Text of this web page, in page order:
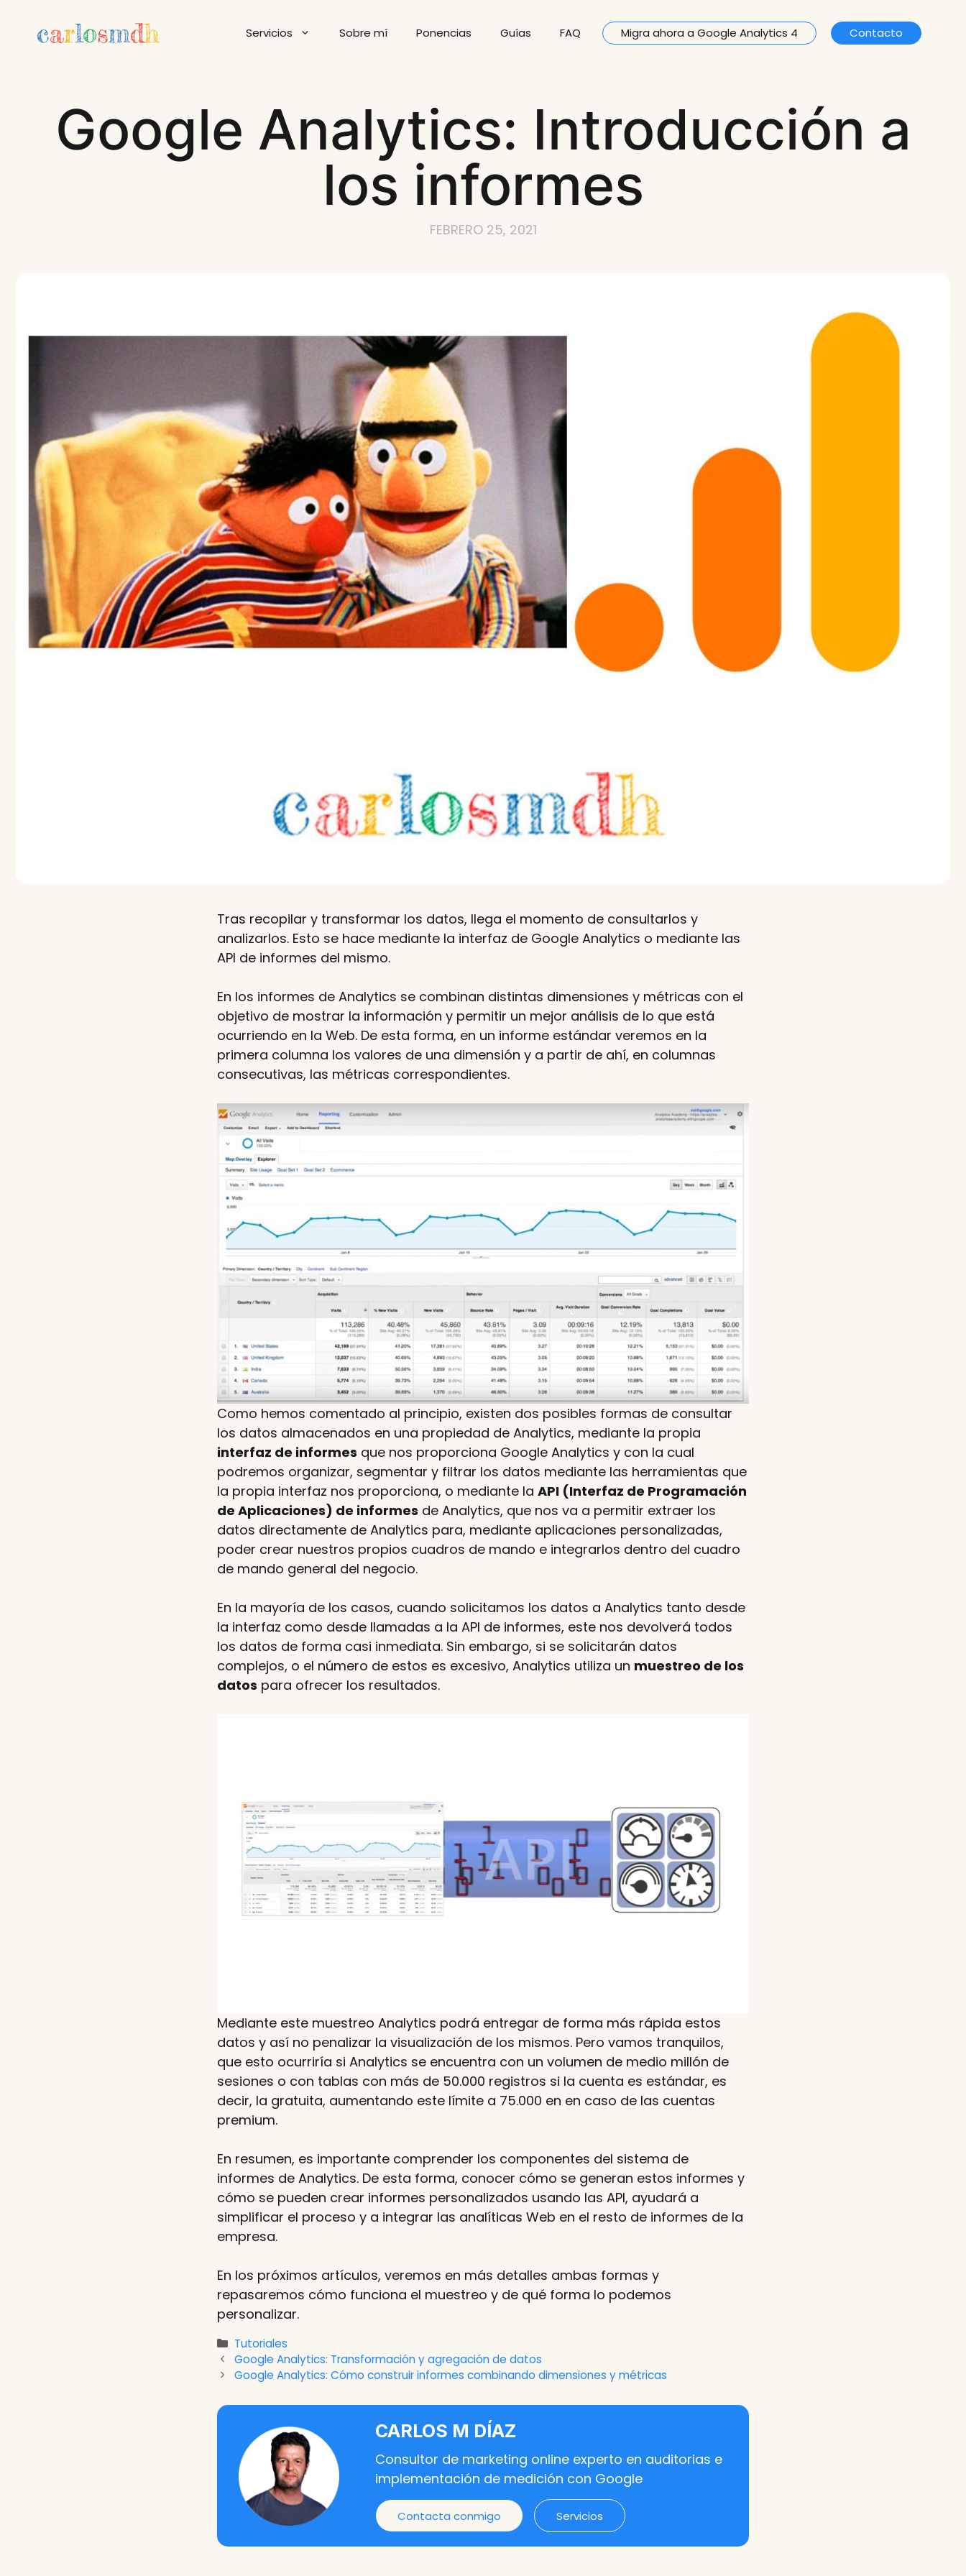
contenido
Servicios Sobre mí Ponencias Guías FAQ Migra ahora a Google Analytics 4 Contacto
Google Analytics: Introducción a
los informes
FEBRERO 25, 2021
Tras recopilar y transformar los datos, llega el momento de consultarlos y
analizarlos. Esto se hace mediante la interfaz de Google Analytics o mediante las
API de informes del mismo.
En los informes de Analytics se combinan distintas dimensiones y métricas con el
objetivo de mostrar la información y permitir un mejor análisis de lo que está
ocurriendo en la Web. De esta forma, en un informe estándar veremos en la
primera columna los valores de una dimensión y a partir de ahí, en columnas
consecutivas, las métricas correspondientes.
Como hemos comentado al principio, existen dos posibles formas de consultar
los datos almacenados en una propiedad de Analytics, mediante la propia
interfaz de informes que nos proporciona Google Analytics y con la cual
podremos organizar, segmentar y filtrar los datos mediante las herramientas que
la propia interfaz nos proporciona, o mediante la API (Interfaz de Programación
de Aplicaciones) de informes de Analytics, que nos va a permitir extraer los
datos directamente de Analytics para, mediante aplicaciones personalizadas,
poder crear nuestros propios cuadros de mando e integrarlos dentro del cuadro
de mando general del negocio.
En la mayoría de los casos, cuando solicitamos los datos a Analytics tanto desde
la interfaz como desde llamadas a la API de informes, este nos devolverá todos
los datos de forma casi inmediata. Sin embargo, si se solicitarán datos
complejos, o el número de estos es excesivo, Analytics utiliza un muestreo de los
datos para ofrecer los resultados.
Mediante este muestreo Analytics podrá entregar de forma más rápida estos
datos y así no penalizar la visualización de los mismos. Pero vamos tranquilos,
que esto ocurriría si Analytics se encuentra con un volumen de medio millón de
sesiones o con tablas con más de 50.000 registros si la cuenta es estándar, es
decir, la gratuita, aumentando este límite a 75.000 en en caso de las cuentas
premium.
En resumen, es importante comprender los componentes del sistema de
informes de Analytics. De esta forma, conocer cómo se generan estos informes y
cómo se pueden crear informes personalizados usando las API, ayudará a
simplificar el proceso y a integrar las analíticas Web en el resto de informes de la
empresa.
En los próximos artículos, veremos en más detalles ambas formas y
repasaremos cómo funciona el muestreo y de qué forma lo podemos
personalizar.
Categorías
Tutoriales
Google Analytics: Transformación y agregación de datos
Google Analytics: Cómo construir informes combinando dimensiones y métricas
CARLOS M DÍAZ
Consultor de marketing online experto en auditorias e
implementación de medición con Google
Contacta conmigo Servicios